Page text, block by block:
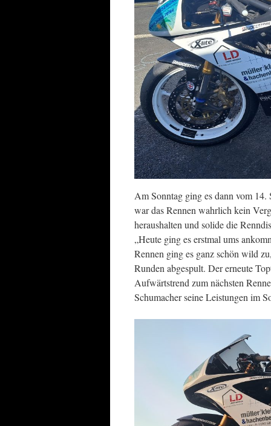
Am Sonntag ging es dann vom
war das Rennen wahrlich kein
heraushalten und solide die
„Heute ging es erstmal ums
Rennen ging es ganz schön wild
Runden abgespult. Der erneute
Aufwärtstrend zum nächsten
Schumacher seine Leistungen im